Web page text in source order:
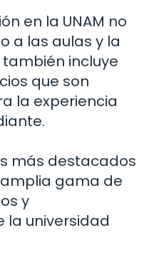
en la UNAM no
a las aulas y la
incluye
que son
la experiencia
más destacados
gama de
y
la universidad